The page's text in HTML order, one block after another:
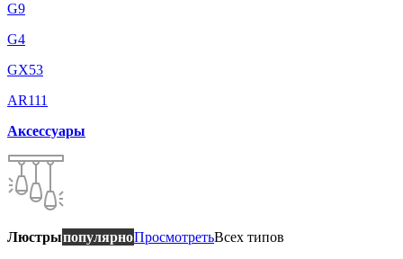
G9
G4
GX53
AR111
Аксессуары
ЛюстрыпопулярноПросмотретьВсех типов